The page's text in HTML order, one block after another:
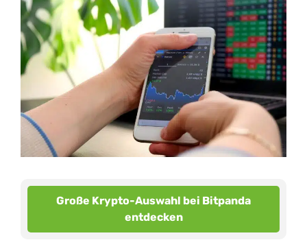
Große Krypto-Auswahl bei Bitpanda
entdecken